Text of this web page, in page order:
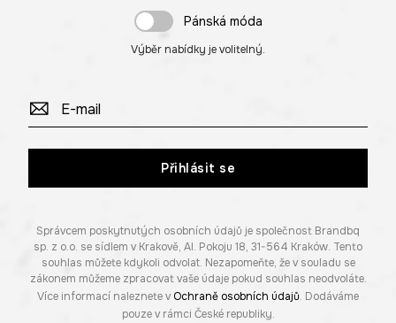
Pánská móda
Výběr nabídky je volitelný.
Přihlásit se
Správcem poskytnutých osobních údajů je společnost Brandbq
sp. z o.o. se sídlem v Krakově, Al. Pokoju 18, 31-564 Kraków. Tento
souhlas můžete kdykoli odvolat. Nezapomeňte, že v souladu se
zákonem můžeme zpracovat vaše údaje pokud souhlas neodvoláte.
Více informací naleznete v Ochraně osobních údajů. Dodáváme
pouze v rámci České republiky.